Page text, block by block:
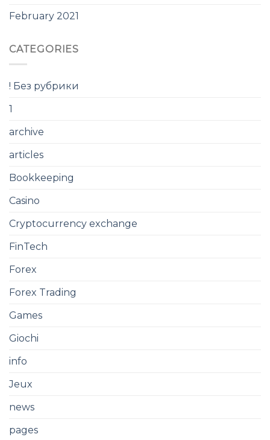
February 2021
CATEGORIES
! Без рубрики
1
archive
articles
Bookkeeping
Casino
Cryptocurrency exchange
FinTech
Forex
Forex Trading
Games
Giochi
info
Jeux
news
pages